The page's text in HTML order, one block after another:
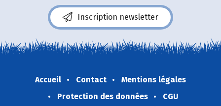
Inscription newsletter
Accueil Contact
Mentions légales
Protection des données
CGU